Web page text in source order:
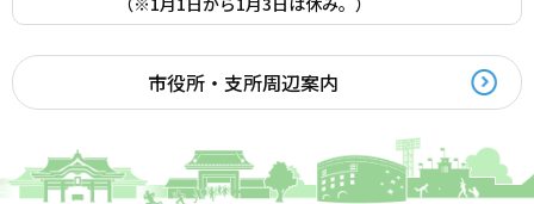
市役所・支所周辺案内